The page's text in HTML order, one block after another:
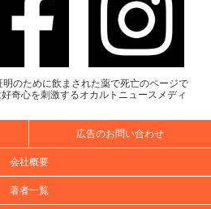
のために飲まされた薬で死亡のページで
奇心を刺激するオカルトニュースメディ
広告のお問い合わせ
会社概要
著者一覧